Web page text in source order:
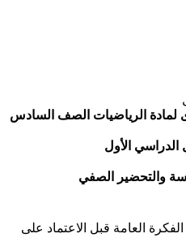
لمادة الرياضيات الصف السادس
الأول
والتحضير الصفي
العامة قبل الاعتماد على